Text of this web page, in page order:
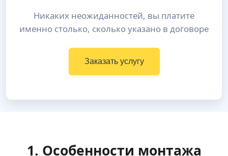
Никаких неожиданностей, вы платите
именно столько, сколько указано в договоре
Заказать услугу
1. Особенности монтажа